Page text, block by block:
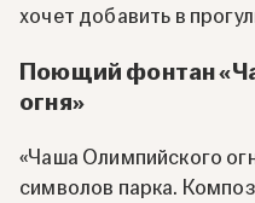
хочет добавить в
Поющий фонтан
огня»
«Чаша Олимпийского
символов парка.